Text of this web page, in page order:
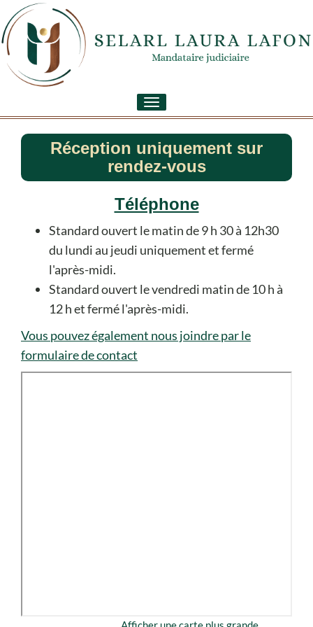
Toggle
navigation
Réception uniquement sur
rendez-vous
Téléphone
Standard ouvert le matin de 9 h 30 à 12h30
du lundi au jeudi uniquement et fermé
l'après-midi.
Standard ouvert le vendredi matin de 10 h à
12 h et fermé l'après-midi.
Vous pouvez également nous joindre par le
formulaire de contact